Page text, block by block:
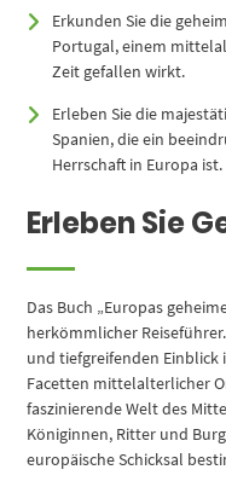
Erkunden Sie die
Portugal, einem
Zeit gefallen wirkt.
Erleben Sie die
Spanien, die ein
Herrschaft in Europa ist.
Erleben Sie
Das Buch „Europas
herkömmlicher
und tiefgreifenden
Facetten mittelalterlicher
faszinierende Welt des
Königinnen, Ritter und
europäische Schicksal